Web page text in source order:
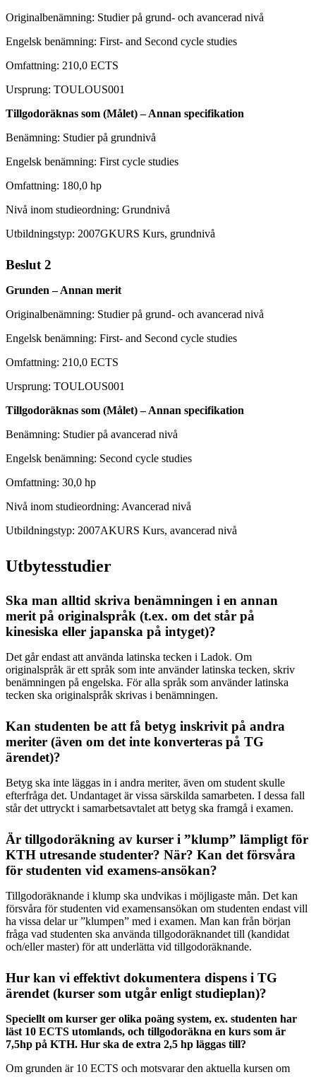
Originalbenämning: Studier på grund- och avancerad nivå
Engelsk benämning: First- and Second cycle studies
Omfattning: 210,0 ECTS
Ursprung: TOULOUS001
Tillgodoräknas som (Målet) – Annan specifikation
Benämning: Studier på grundnivå
Engelsk benämning: First cycle studies
Omfattning: 180,0 hp
Nivå inom studieordning: Grundnivå
Utbildningstyp: 2007GKURS Kurs, grundnivå
Beslut 2
Grunden – Annan merit
Originalbenämning: Studier på grund- och avancerad nivå
Engelsk benämning: First- and Second cycle studies
Omfattning: 210,0 ECTS
Ursprung: TOULOUS001
Tillgodoräknas som (Målet) – Annan specifikation
Benämning: Studier på avancerad nivå
Engelsk benämning: Second cycle studies
Omfattning: 30,0 hp
Nivå inom studieordning: Avancerad nivå
Utbildningstyp: 2007AKURS Kurs, avancerad nivå
Utbytesstudier
Ska man alltid skriva benämningen i en annan
merit på originalspråk (t.ex. om det står på
kinesiska eller japanska på intyget)?
Det går endast att använda latinska tecken i Ladok. Om
originalspråk är ett språk som inte använder latinska tecken, skriv
benämningen på engelska. För alla språk som använder latinska
tecken ska originalspråk skrivas i benämningen.
Kan studenten be att få betyg inskrivit på andra
meriter (även om det inte konverteras på TG
ärendet)?
Betyg ska inte läggas in i andra meriter, även om student skulle
efterfråga det. Undantaget är vissa särskilda samarbeten. I dessa fall
står det uttryckt i samarbetsavtalet att betyg ska framgå i examen.
Är tillgodoräkning av kurser i ”klump” lämpligt för
KTH utresande studenter? När? Kan det försvåra
för studenten vid examens-ansökan?
Tillgodoräknande i klump ska undvikas i möjligaste mån. Det kan
försvåra för studenten vid examensansökan om studenten endast vill
ha vissa delar ur ”klumpen” med i examen. Man kan från början
fråga vad studenten ska använda tillgodoräknandet till (kandidat
och/eller master) för att underlätta vid tillgodoräknande.
Hur kan vi effektivt dokumentera dispens i TG
ärendet (kurser som utgår enligt studieplan)?
Speciellt om kurser ger olika poäng system, ex. studenten har
läst 10 ECTS utomlands, och tillgodoräkna en kurs som är
7,5hp på KTH. Hur ska de extra 2,5 hp läggas till?
Om grunden är 10 ECTS och motsvarar den aktuella kursen om